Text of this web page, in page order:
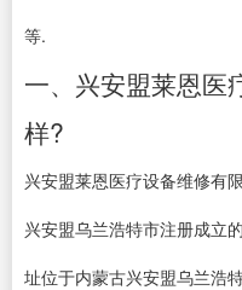
等.
一、兴安盟莱恩医
样?
兴安盟莱恩医疗设备维修有
兴安盟乌兰浩特市注册成立
址位于内蒙古兴安盟乌兰浩